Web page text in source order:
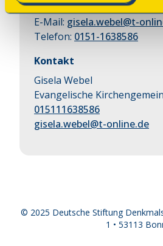
E-Mail: gisela.webel@t-
Telefon: 0151-1638586
Kontakt
Gisela Webel
Evangelische
015111638586
gisela.webel@t-online.de
© 2025 Deutsche Stiftung
1 • 53113